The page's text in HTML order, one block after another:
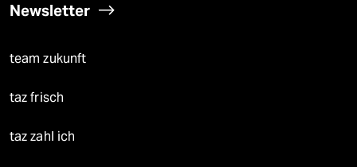
Newsletter
team zukunft
taz frisch
taz zahl ich